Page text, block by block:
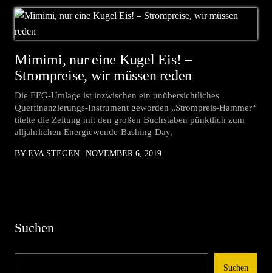
Mimimi, nur eine Kugel Eis! –
Strompreise, wir müssen reden
Die EEG-Umlage ist inzwischen ein unübersichtliches
Querfinanzierungs-Instrument geworden „Strompreis-Hammer“
titelte die Zeitung mit den großen Buchstaben pünktlich zum
alljährlichen Energiewende-Bashing-Day,
BY EVA STEGEN NOVEMBER 6, 2019
Suchen
Suchen